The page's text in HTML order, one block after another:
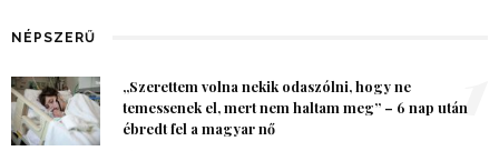
NÉPSZERŰ
„Szerettem volna nekik odaszólni, hogy ne
temessenek el, mert nem haltam meg” – 6 nap után
ébredt fel a magyar nő
1